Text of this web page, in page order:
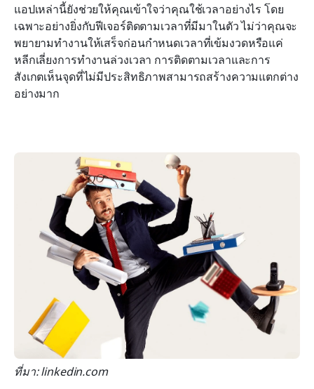
แอปเหล่านี้ยังช่วยให้คุณเข้าใจว่าคุณใช้เวลาอย่างไร โดย
เฉพาะอย่างยิ่งกับฟีเจอร์ติดตามเวลาที่มีมาในตัว ไม่ว่าคุณจะ
พยายามทำงานให้เสร็จก่อนกำหนดเวลาที่เข้มงวดหรือแค่
หลีกเลี่ยงการทำงานล่วงเวลา การติดตามเวลาและการ
สังเกตเห็นจุดที่ไม่มีประสิทธิภาพสามารถสร้างความแตกต่าง
อย่างมาก
ที่มา: linkedin.com